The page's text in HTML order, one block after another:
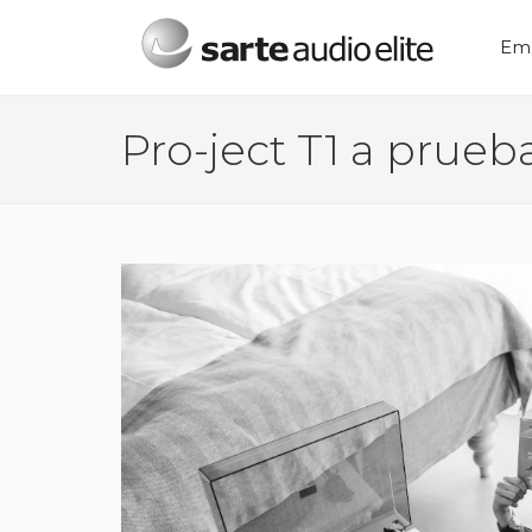
Menú principal
Pro-ject T1 a